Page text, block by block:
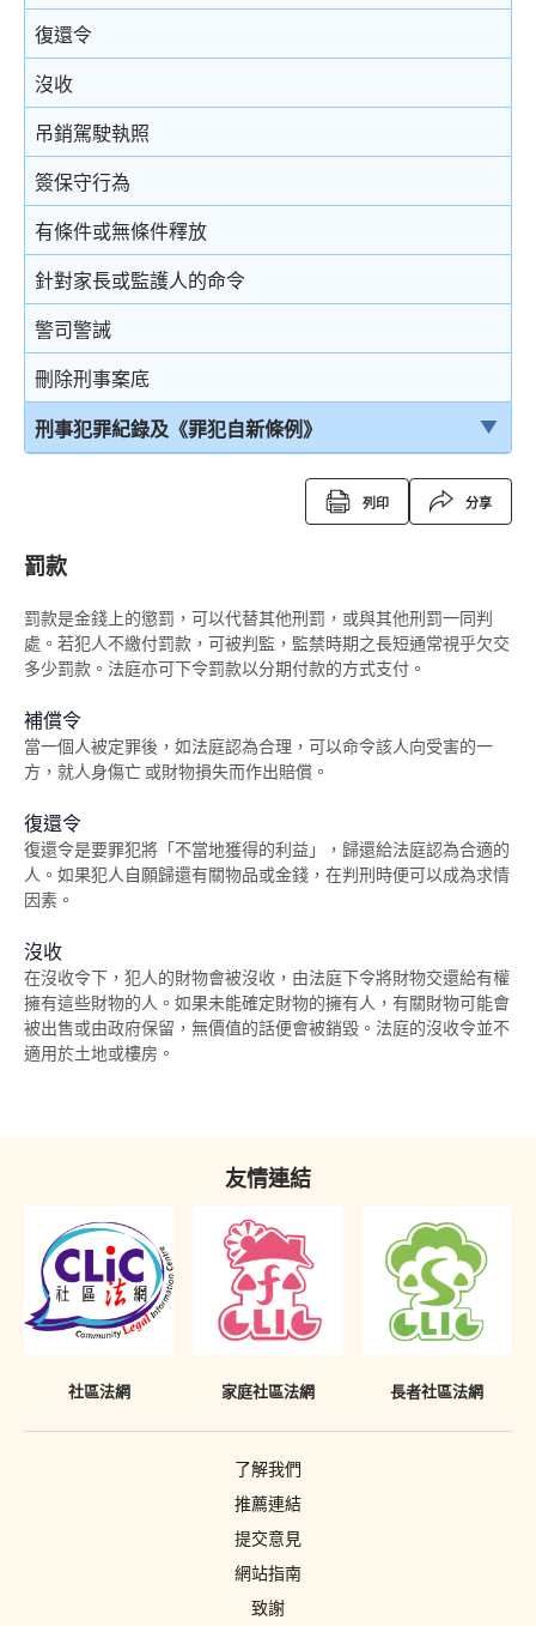
復還令
沒收
吊銷駕駛執照
簽保守行為
有條件或無條件釋放
針對家長或監護人的命令
警司警誡
刪除刑事案底
刑事犯罪紀錄及《罪犯自新條例》
簽保守行為
警司警誡計劃
《罪犯自新條例》
《罪犯自新條例》與緩刑
《罪犯自新條例》與羈留的命令
《罪犯自新條例》與社會服務令
《罪犯自新條例》與感化令
「已喪失時效」的定罪之含義
在法庭程序中披露已喪失時效的定罪
必須披露已喪失時效之定罪的情況
《罪犯自新條例》只適用於香港
列印 分享
罰款
罰款是金錢上的懲罰，可以代替其他刑罰，或與其他刑罰一同判
處。若犯人不繳付罰款，可被判監，監禁時期之長短通常視乎欠交
多少罰款。法庭亦可下令罰款以分期付款的方式支付。
補償令
當一個人被定罪後，如法庭認為合理，可以命令該人向受害的一
方，就人身傷亡 或財物損失而作出賠償。
復還令
復還令是要罪犯將「不當地獲得的利益」，歸還給法庭認為合適的
人。如果犯人自願歸還有關物品或金錢，在判刑時便可以成為求情
因素。
沒收
在沒收令下，犯人的財物會被沒收，由法庭下令將財物交還給有權
擁有這些財物的人。如果未能確定財物的擁有人，有關財物可能會
被出售或由政府保留，無價值的話便會被銷毀。法庭的沒收令並不
適用於土地或樓房。
友情連結
社區法網 家庭社區法網 長者社區法網
了解我們
推薦連結
提交意見
網站指南
致謝